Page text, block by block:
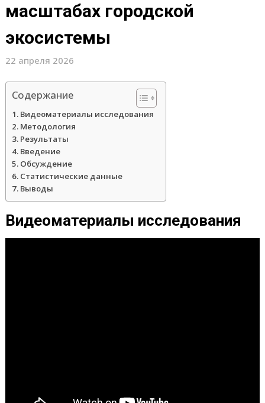
масштабах городской
экосистемы
22 апреля 2026
Содержание
Видеоматериалы исследования
Методология
Результаты
Введение
Обсуждение
Статистические данные
Выводы
Видеоматериалы исследования